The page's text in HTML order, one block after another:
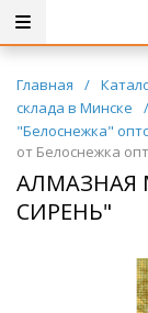
Главная /
склада в Минске
/
"Белоснежка"
от Белоснежка
АЛМАЗНАЯ
СИРЕНЬ"